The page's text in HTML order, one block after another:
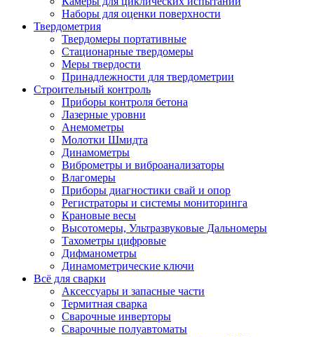
Наборы для оценки поверхности
Твердометрия
Твердомеры портативные
Стационарные твердомеры
Меры твердости
Принадлежности для твердометрии
Строительный контроль
Приборы контроля бетона
Лазерные уровни
Анемометры
Молотки Шмидта
Динамометры
Виброметры и виброанализаторы
Влагомеры
Приборы диагностики свай и опор
Регистраторы и системы мониторинга
Крановые весы
Высотомеры, Ультразвуковые Дальномеры
Тахометры цифровые
Дифманометры
Динамометрические ключи
Всё для сварки
Аксессуары и запасные части
Термитная сварка
Сварочные инверторы
Сварочные полуавтоматы